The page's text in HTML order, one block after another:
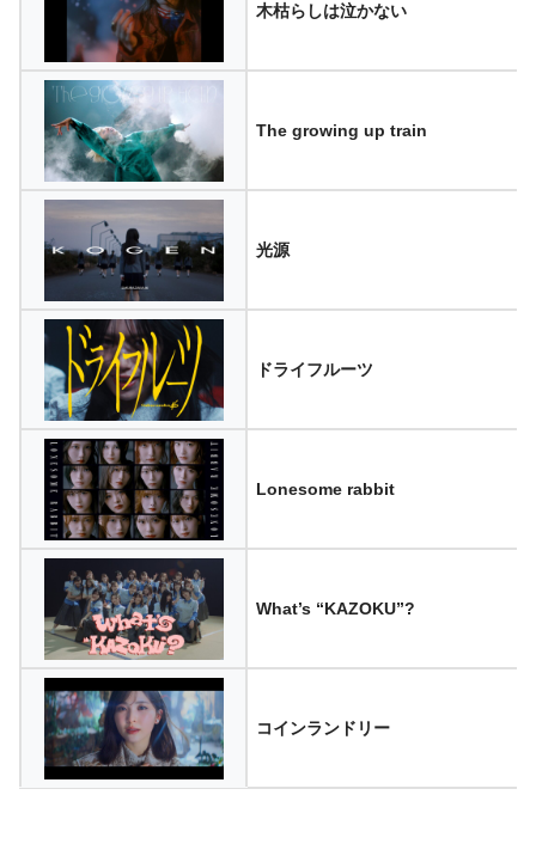
木枯らしは泣かない
The growing up train
光源
ドライフルーツ
Lonesome rabbit
What’s “KAZOKU”?
コインランドリー